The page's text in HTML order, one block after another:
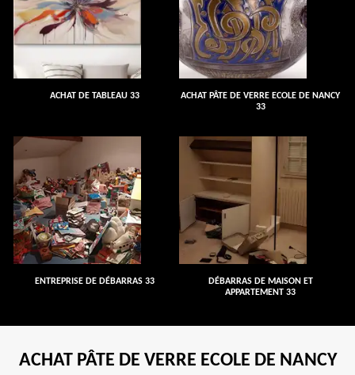
ACHAT DE TABLEAU 33
ACHAT PÂTE DE VERRE ECOLE DE NANCY
33
ENTREPRISE DE DÉBARRAS 33
DÉBARRAS DE MAISON ET
APPARTEMENT 33
ACHAT PÂTE DE VERRE ECOLE DE NANCY